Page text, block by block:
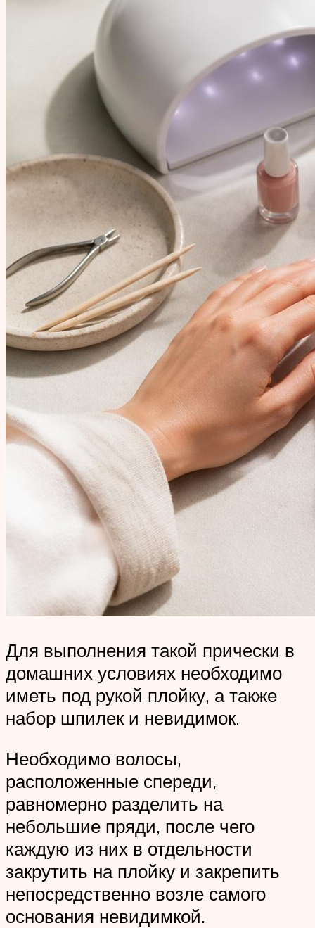
Для выполнения такой прически в
домашних условиях необходимо
иметь под рукой плойку, а также
набор шпилек и невидимок.
Необходимо волосы,
расположенные спереди,
равномерно разделить на
небольшие пряди, после чего
каждую из них в отдельности
закрутить на плойку и закрепить
непосредственно возле самого
основания невидимкой.